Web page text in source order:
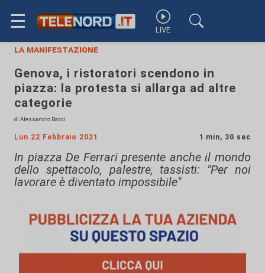
☰ LIVE
la manifestazione
Genova, i ristoratori scendono in
piazza: la protesta si allarga ad altre
categorie
di Alessandro Bacci
Lun 22 Febbraio 2021 1 min, 30 sec
In piazza De Ferrari presente anche il mondo
dello spettacolo, palestre, tassisti: "Per noi
lavorare è diventato impossibile"